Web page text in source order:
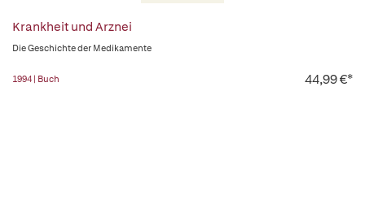
Krankheit und Arznei
Die Geschichte der Medikamente
1994 | Buch 44,99 €*